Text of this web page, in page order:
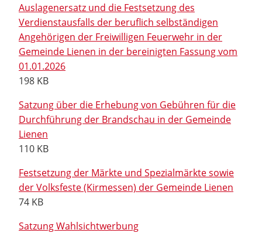
Auslagenersatz und die Festsetzung des
Verdienstausfalls der beruflich selbständigen
Angehörigen der Freiwilligen Feuerwehr in der
Gemeinde Lienen in der bereinigten Fassung vom
01.01.2026
198 KB
Satzung über die Erhebung von Gebühren für die
Durchführung der Brandschau in der Gemeinde
Lienen
110 KB
Festsetzung der Märkte und Spezialmärkte sowie
der Volksfeste (Kirmessen) der Gemeinde Lienen
74 KB
Satzung Wahlsichtwerbung